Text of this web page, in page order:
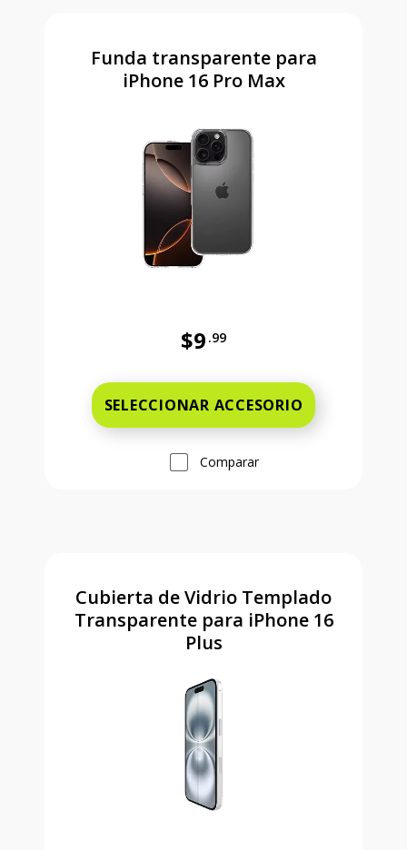
Funda transparente para
iPhone 16 Pro Max
$9 .99
SELECCIONAR ACCESORIO
Comparar
Cubierta de Vidrio Templado
Transparente para iPhone 16
Plus